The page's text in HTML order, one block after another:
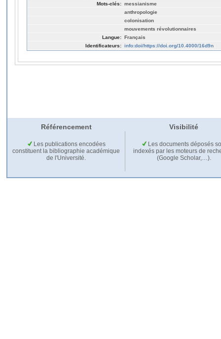
Mots-clés: messianisme
anthropologie
colonisation
mouvements révolutionnaires
Langue: Français
Identificateurs: info:doi/https://doi.org/10.4000/16d9n
Référencement Visibilité
Les publications encodées
constituent la bibliographie académique
de l'Université.
Les documents déposés
indexés par les moteurs de
(Google Scholar,…).